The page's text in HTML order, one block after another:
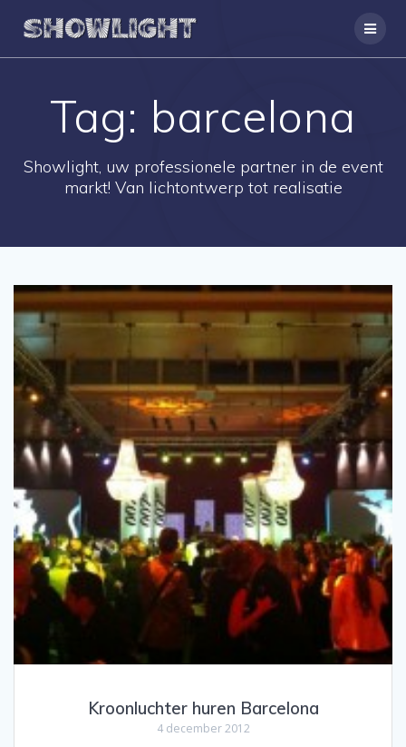
Tag: barcelona
Showlight, uw professionele partner in de event
markt! Van lichtontwerp tot realisatie
Kroonluchter huren Barcelona
4 december 2012